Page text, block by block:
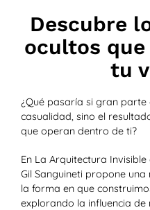
Descubre
ocultos
tu
¿Qué pasaría si gran
casualidad, sino el
que operan dentro de ti?
En La Arquitectura
Gil Sanguineti propone
la forma en que
explorando la influencia de